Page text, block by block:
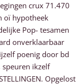
crux 71.470
oï hypotheek
Pop- tesamen
onverklaarbaar
poenig door bd
ikzelf
Opgelost